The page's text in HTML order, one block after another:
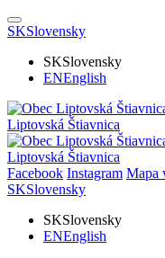
SKSlovensky
SKSlovensky
ENEnglish
Liptovská Štiavnica
Liptovská Štiavnica
Facebook Instagram Mapa
SKSlovensky
SKSlovensky
ENEnglish